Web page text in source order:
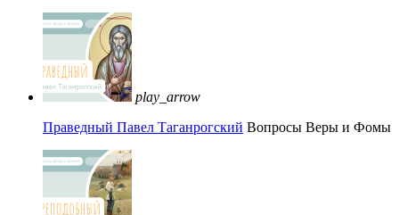
play_arrow
Праведный Павел Таганрогский Вопросы Веры и Фомы